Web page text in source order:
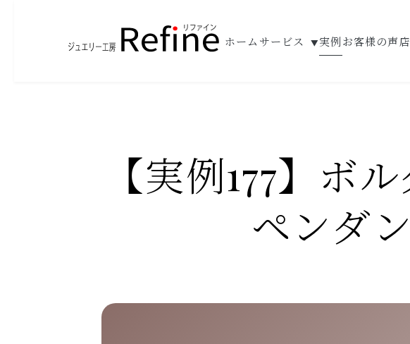
ホーム サービス ▼ 実例お客様の声
【実例177】ボ
ペンダ